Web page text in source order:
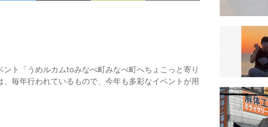
ト「うめルカムtoみなべ町みなべ町へちょこっと寄り
毎年行われているもので、今年も多彩なイベントが用